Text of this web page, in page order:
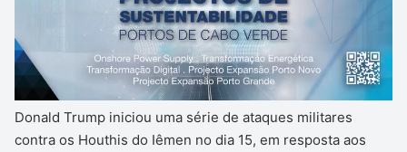
Donald Trump iniciou uma série de ataques militares
contra os Houthis do Iêmen no dia 15, em resposta aos